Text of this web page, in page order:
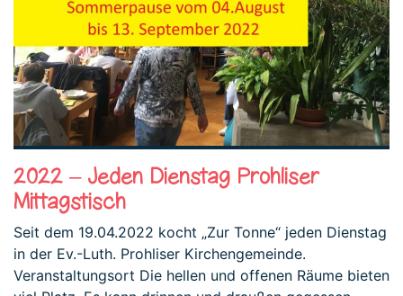
2022 – Jeden Dienstag Prohliser
Mittagstisch
Seit dem 19.04.2022 kocht „Zur Tonne“ jeden Dienstag
in der Ev.-Luth. Prohliser Kirchengemeinde.
Veranstaltungsort Die hellen und offenen Räume bieten